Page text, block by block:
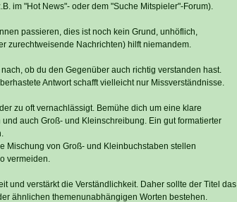
im "Hot News"- oder dem "Suche Mitspieler"-Forum).
passieren, dies ist noch kein Grund, unhöflich,
zurechtweisende Nachrichten) hilft niemandem.
ob du den Gegenüber auch richtig verstanden hast.
Antwort schafft vielleicht nur Missverständnisse.
zu oft vernachlässigt. Bemühe dich um eine klare
auch Groß- und Kleinschreibung. Ein gut formatierter
Mischung von Groß- und Kleinbuchstaben stellen
vermeiden.
und verstärkt die Verständlichkeit. Daher sollte der Titel das
ähnlichen themenunabhängigen Worten bestehen.